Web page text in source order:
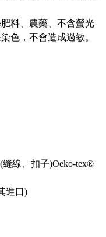
料、農藥、不含螢光
色，不會造成過敏。
縫線、扣子)Oeko-tex®
進口)